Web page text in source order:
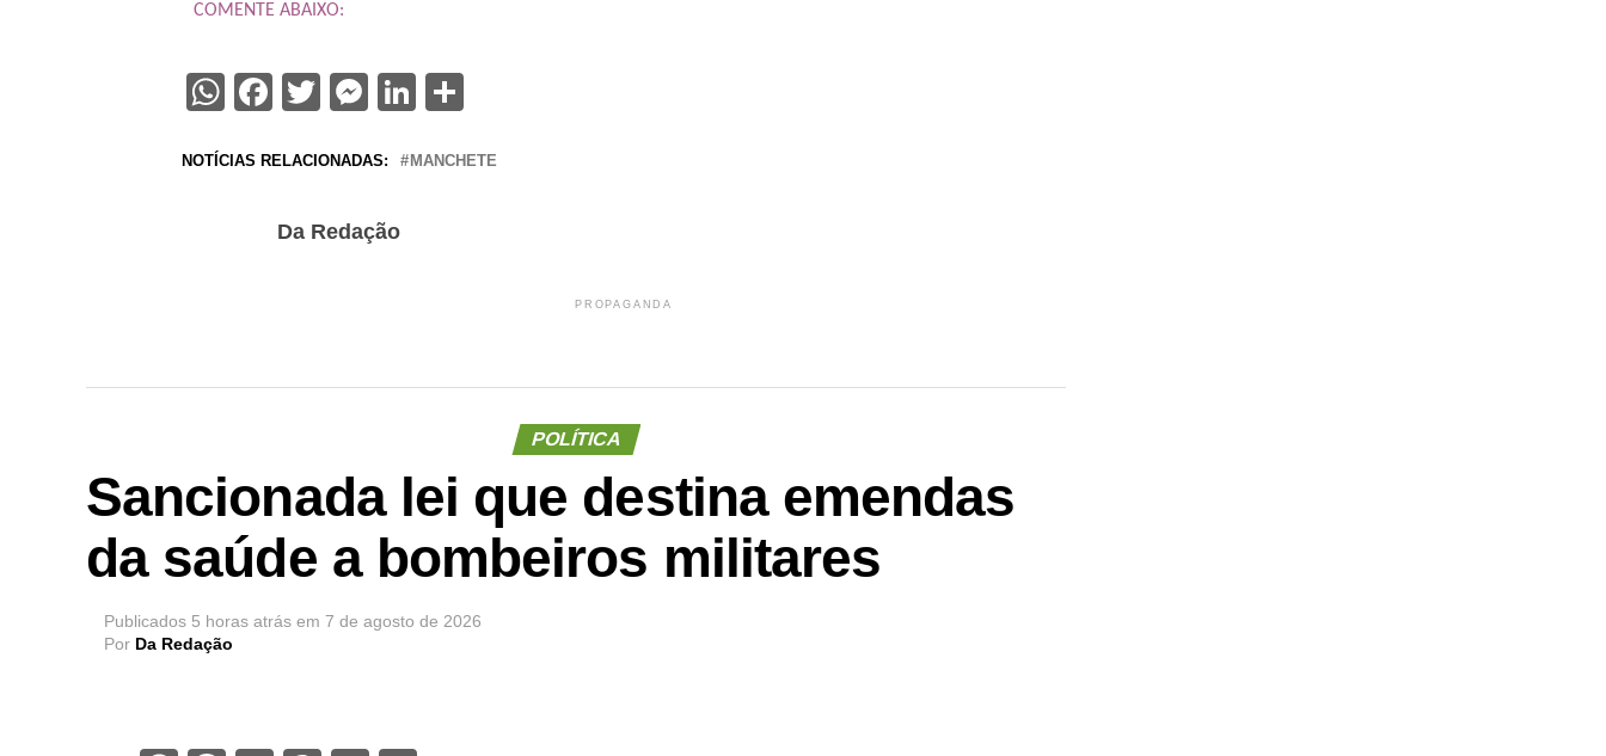
COMENTE ABAIXO:
WhatsApp
Facebook
TwitterMessenger
LinkedIn
NOTÍCIAS RELACIONADAS: MANCHETE
Da Redação
PROPAGANDA
POLÍTICA
Sancionada lei que destina emendas
da saúde a bombeiros militares
Publicados 5 horas atrás em 7 de agosto de 2026
Por Da Redação